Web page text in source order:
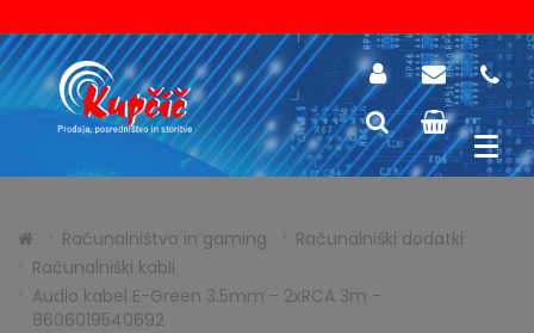
Računalništvo in gaming
Računalniški dodatki
Računalniški kabli
Audio kabel E-Green 3.5mm - 2xRCA 3m -
8606019540692